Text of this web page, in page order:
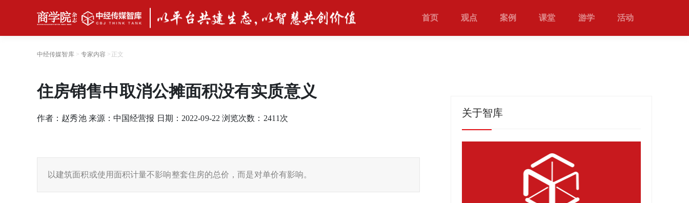
首页 观点 案例 课堂 游学 活动
中经传媒智库> 专家内容 > 正文
住房销售中取消公摊面积没有实质意义
作者：赵秀池 来源：中国经营报 日期：2022-09-22 浏览次数： 2411 次
以建筑面积或使用面积计量不影响整套住房的总价，而是对单价有影响。
关于智库